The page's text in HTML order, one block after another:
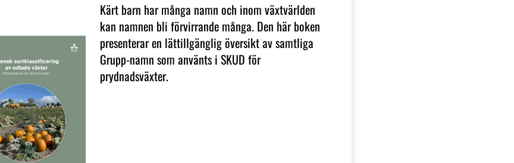
Kärt barn har många namn och inom växtvärlden
kan namnen bli förvirrande många. Den här boken
presenterar en lättillgänglig översikt av samtliga
Grupp-namn som använts i SKUD för
prydnadsväxter.